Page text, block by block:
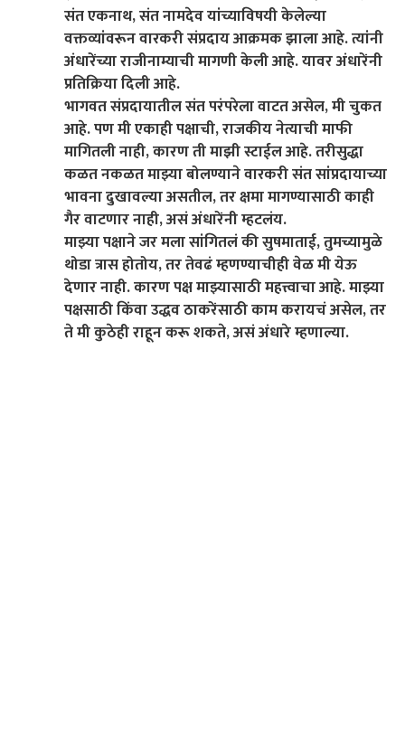
संत एकनाथ, संत नामदेव यांच्याविषयी केलेल्या
वक्तव्यांवरून वारकरी संप्रदाय आक्रमक झाला आहे. त्यांनी
अंधारेंच्या राजीनाम्याची मागणी केली आहे. यावर अंधारेंनी
प्रतिक्रिया दिली आहे.
भागवत संप्रदायातील संत परंपरेला वाटत असेल, मी चुकत
आहे. पण मी एकाही पक्षाची, राजकीय नेत्याची माफी
मागितली नाही, कारण ती माझी स्टाईल आहे. तरीसुद्धा
कळत नकळत माझ्या बोलण्याने वारकरी संत सांप्रदायाच्या
भावना दुखावल्या असतील, तर क्षमा मागण्यासाठी काही
गैर वाटणार नाही, असं अंधारेंनी म्हटलंय.
माझ्या पक्षाने जर मला सांगितलं की सुषमाताई, तुमच्यामुळे
थोडा त्रास होतोय, तर तेवढं म्हणण्याचीही वेळ मी येऊ
देणार नाही. कारण पक्ष माझ्यासाठी महत्त्वाचा आहे. माझ्या
पक्षसाठी किंवा उद्धव ठाकरेंसाठी काम करायचं असेल, तर
ते मी कुठेही राहून करू शकते, असं अंधारे म्हणाल्या.